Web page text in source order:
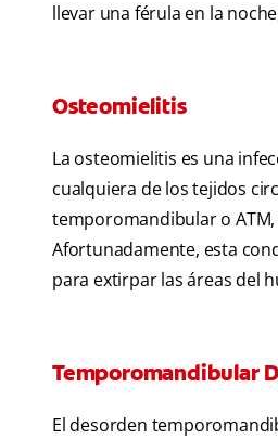
llevar una férula en la
Osteomielitis
La osteomielitis es una
cualquiera de los tejidos
temporomandibular o
Afortunadamente, esta
para extirpar las áreas del
Temporomandibular
El desorden